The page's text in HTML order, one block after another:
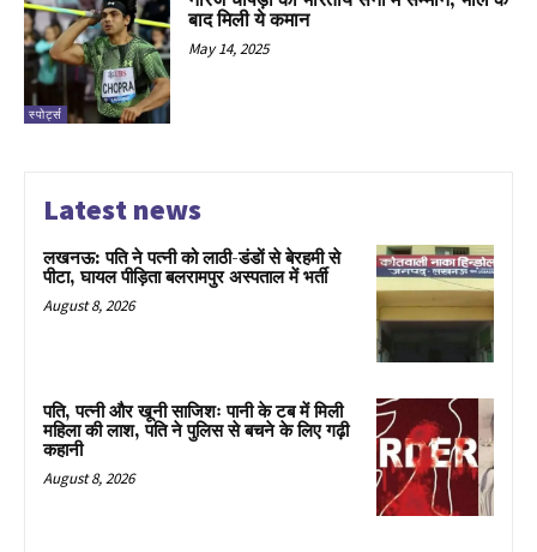
स्पोर्ट्स
बाद मिली ये कमान
May 14, 2025
Latest news
लखनऊ: पति ने पत्नी को लाठी-डंडों से बेरहमी से
पीटा, घायल पीड़िता बलरामपुर अस्पताल में भर्ती
August 8, 2026
पति, पत्नी और खूनी साजिशः पानी के टब में मिली
महिला की लाश, पति ने पुलिस से बचने के लिए गढ़ी
कहानी
August 8, 2026